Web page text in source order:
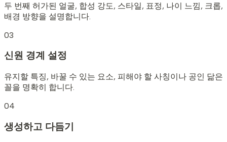
두 번째 허가된 얼굴, 합성 강도, 스타일, 표정, 나이 느낌, 크롭,
배경 방향을 설명합니다.
03
신원 경계 설정
유지할 특징, 바꿀 수 있는 요소, 피해야 할 사칭이나 공인 닮은
꼴을 명확히 합니다.
04
생성하고 다듬기